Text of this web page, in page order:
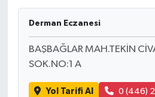
Derman Eczanesi
BAŞBAĞLAR MAH.TEKİN
SOK.NO:1 A
Yol Tarifi Al 0 (446)